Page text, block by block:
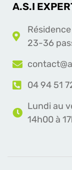
A.S.I
23-36
04 94 51
Lundi au
14h00 à